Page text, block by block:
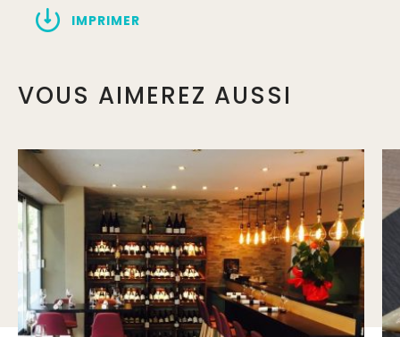
IMPRIMER
VOUS AIMEREZ AUSSI